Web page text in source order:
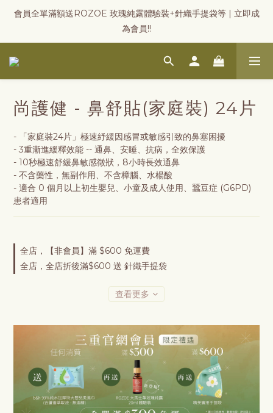
會員全單滿額送ROZOE 玫瑰純露體驗裝+針織手提袋等 | 立即成
為會員!!
尚護健 - 鼻舒貼(家庭裝) 24片
- 「家庭裝24片」極速紓緩因感冒或敏感引致的鼻塞困擾
- 3重漸進緩釋效能 -- 通鼻、安睡、抗病，全效保護
- 10秒極速舒緩鼻敏感徵狀，8小時長效通鼻
- 不含藥性，無副作用、不含樟腦、水楊酸
- 適合 0 個月以上初生嬰兒、小童及成人使用、蠶豆症 (G6PD)
患者適用
全店，【非會員】滿 $600 免運費
全店，全店折後滿$600 送 針織手提袋
查看更多